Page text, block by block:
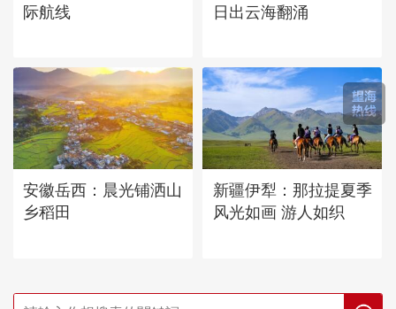
际航线
日出云海翻涌
安徽岳西：晨光铺洒山
乡稻田
新疆伊犁：那拉提夏季
风光如画 游人如织